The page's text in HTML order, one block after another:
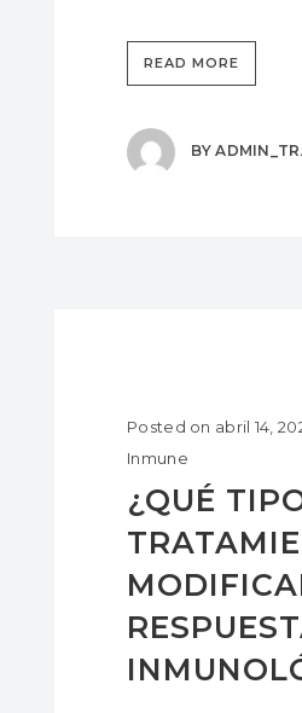
READ MORE
BY
Posted on abril 14,
Inmune
¿QUÉ